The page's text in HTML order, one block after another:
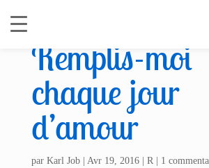
Remplis-moi
chaque jour
d’amour
par Karl Job| Avr 19, 2016| R| 1